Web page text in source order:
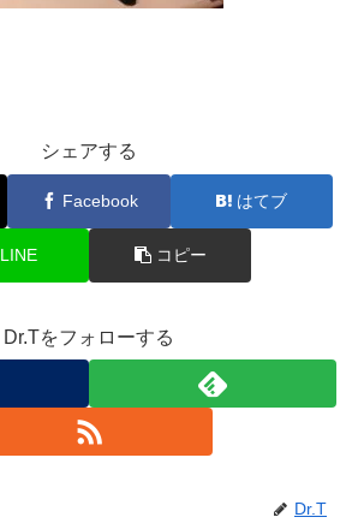
シェアする
Facebook はてブ
LINE コピー
Dr.Tをフォローする
Dr.T